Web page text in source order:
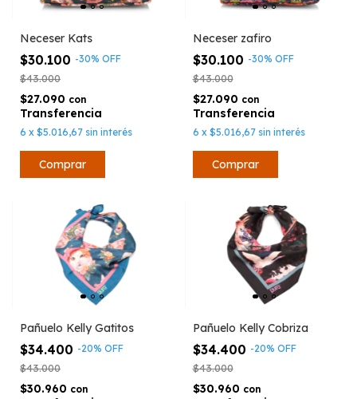
Neceser Kats
$30.100 -30% OFF
$43.000
$27.090 con
6 x $5.016,67 sin interés
Neceser zafiro
$30.100 -30% OFF
$43.000
$27.090 con
6 x $5.016,67 sin interés
Pañuelo Kelly Gatitos
$34.400 -20% OFF
$43.000
$30.960 con
Pañuelo Kelly Cobriza
$34.400 -20% OFF
$43.000
$30.960 con